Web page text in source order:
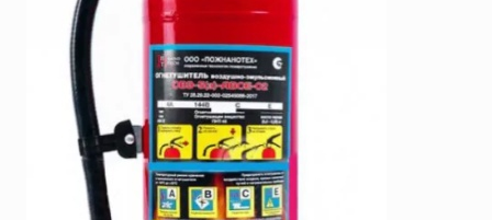
Порошковые огнетушители (ОП) с повышенными
тушащими свойствами
ПЕНОСМЕСИТЕЛЬ (ДОЗАТОР)
System Sensor
TYTAN MAX
«Pohorje» Mirna
«TFT» США
«Зелинский групп»